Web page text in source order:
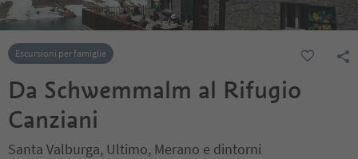
Escursioni per famiglie
Da Schwemmalm al Rifugio
Canziani
Santa Valburga, Ultimo, Merano e dintorni